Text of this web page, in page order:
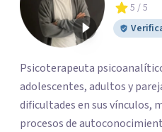
5 / 5
Psicoterapeuta
adolescentes, adultos y
dificultades en sus vínculos,
procesos de